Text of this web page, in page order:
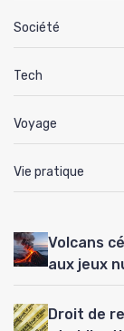
Société
Tech
Voyage
Vie pratique
Volcans
aux jeux
Droit de